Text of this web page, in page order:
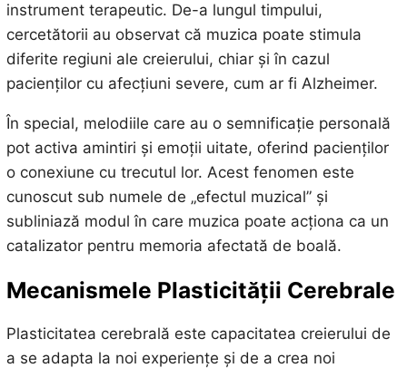
instrument terapeutic. De-a lungul timpului,
cercetătorii au observat că muzica poate stimula
diferite regiuni ale creierului, chiar și în cazul
pacienților cu afecțiuni severe, cum ar fi Alzheimer.
În special, melodiile care au o semnificație personală
pot activa amintiri și emoții uitate, oferind pacienților
o conexiune cu trecutul lor. Acest fenomen este
cunoscut sub numele de „efectul muzical” și
subliniază modul în care muzica poate acționa ca un
catalizator pentru memoria afectată de boală.
Mecanismele Plasticității Cerebrale
Plasticitatea cerebrală este capacitatea creierului de
a se adapta la noi experiențe și de a crea noi